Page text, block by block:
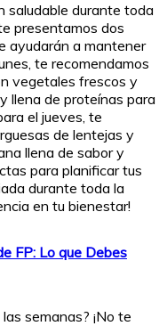
saludable durante toda
presentamos dos
ayudarán a mantener
te recomendamos
vegetales frescos y
llena de proteínas para
el jueves, te
de lentejas y
llena de sabor y
para planificar tus
durante toda la
en tu bienestar!
FP: Lo que Debes
semanas? ¡No te